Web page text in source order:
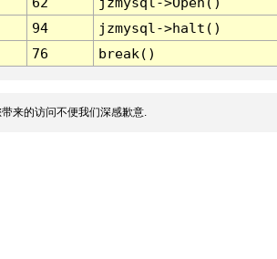
94
jzmysql->halt()
76 break()
来的访问不便我们深感歉意.